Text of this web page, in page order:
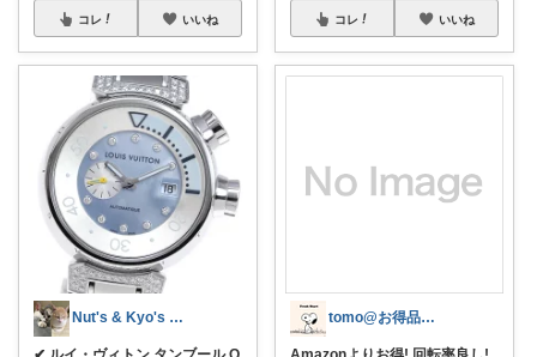
コレ いいね
Nut's & Kyo's Room
コレ いいね
tomo@お得品リサーチ